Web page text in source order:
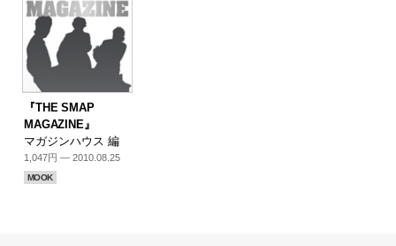
『THE SMAP
MAGAZINE』
マガジンハウス 編
1,047円 — 2010.08.25
MOOK